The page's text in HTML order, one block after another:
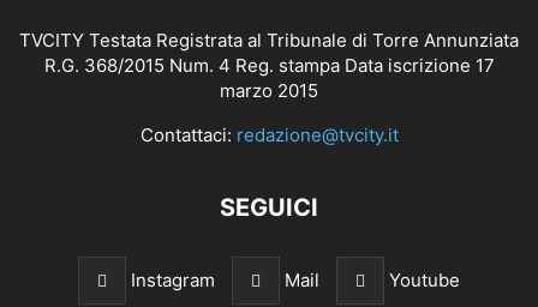
TVCITY Testata Registrata al Tribunale di Torre Annunziata
R.G. 368/2015 Num. 4 Reg. stampa Data iscrizione 17
marzo 2015
Contattaci: redazione@tvcity.it
SEGUICI
Instagram Mail Youtube